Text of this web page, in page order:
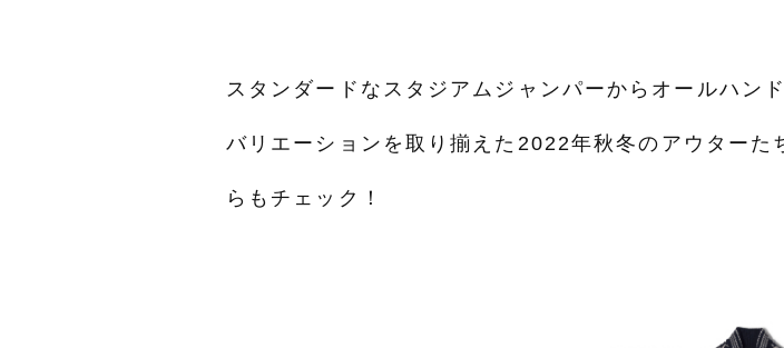
スタンダードなスタジアムジャンパーからオールハン
バリエーションを取り揃えた2022年秋冬のアウター
らもチェック！